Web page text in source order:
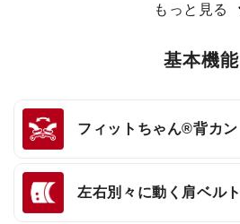
もっと見る
基本機能
フィットちゃん®背カン
左右別々に動く肩ベルト